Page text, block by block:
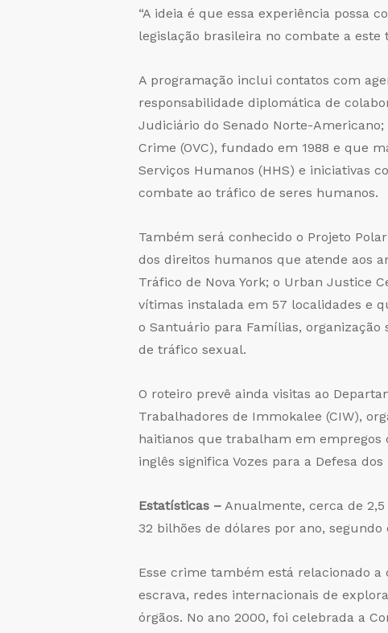
“A ideia é que essa experiência possa
legislação brasileira no combate a este
A programação inclui contatos com
responsabilidade diplomática de
Judiciário do Senado Norte-
Crime (OVC), fundado em 1988 e que
Serviços Humanos (HHS) e iniciativas
combate ao tráfico de seres humanos.
Também será conhecido o Projeto
dos direitos humanos que atende aos
Tráfico de Nova York; o Urban Justice
vítimas instalada em 57 localidades e
o Santuário para Famílias,
de tráfico sexual.
O roteiro prevê ainda visitas ao
Trabalhadores de Immokalee (CIW),
haitianos que trabalham em empregos
inglês significa Vozes para a Defesa
Estatísticas – Anualmente, cerca de
32 bilhões de dólares por ano, segundo
Esse crime também está relacionado
escrava, redes internacionais de
órgãos. No ano 2000, foi celebrada a